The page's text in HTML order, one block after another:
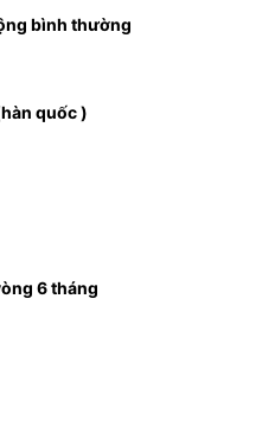
bình thường
quốc )
6 tháng